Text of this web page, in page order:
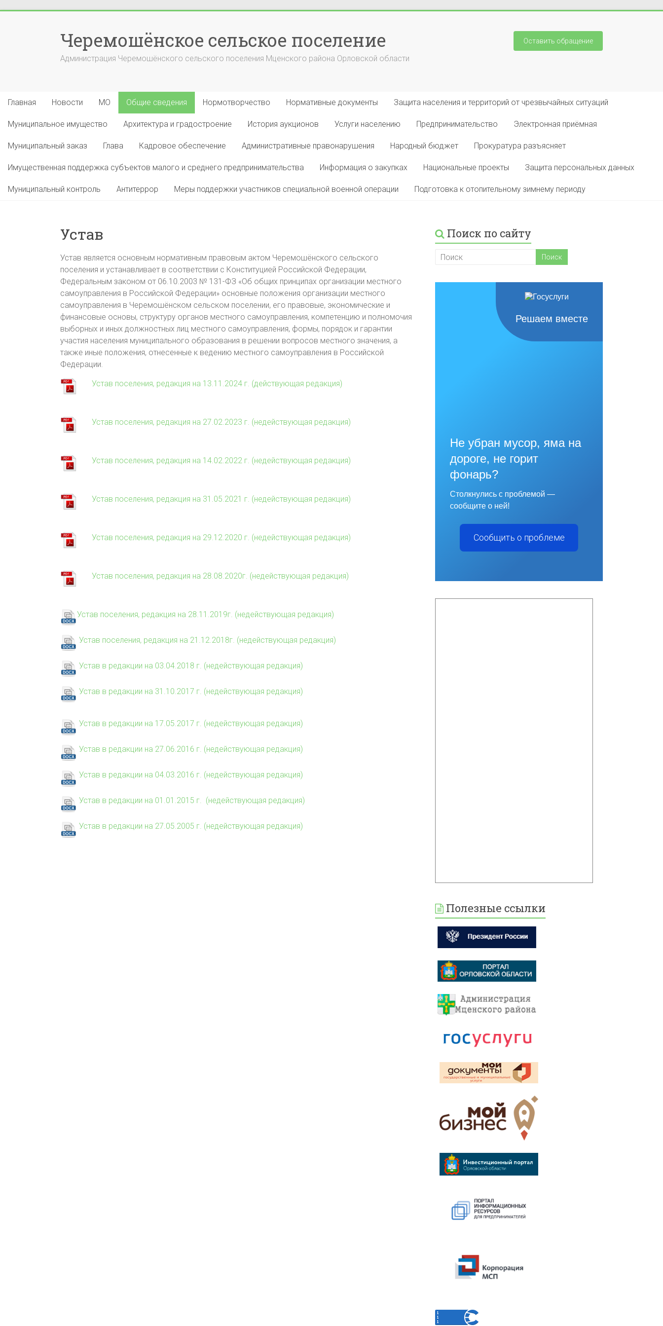
Черемошёнское сельское поселение
Администрация Черемошёнского сельского поселения Мценского района Орловской области
Оставить обращение
Главная Новости МО Общие сведения Нормотворчество Нормативные документы Защита населения и территорий от чрезвычайных ситуаций
Муниципальное имущество Архитектура и градостроение История аукционов Услуги населению Предпринимательство Электронная приёмная
Муниципальный заказ Глава Кадровое обеспечение Административные правонарушения Народный бюджет Прокуратура разъясняет
Имущественная поддержка субъектов малого и среднего предпринимательства Информация о закупках Национальные проекты Защита персональных данных
Муниципальный контроль Антитеррор Меры поддержки участников специальной военной операции Подготовка к отопительному зимнему периоду
Устав
Устав является основным нормативным правовым актом Черемошёнского сельского
поселения и устанавливает в соответствии с Конституцией Российской Федерации,
Федеральным законом от 06.10.2003 № 131-ФЗ «Об общих принципах организации местного
самоуправления в Российской Федерации» основные положения организации местного
самоуправления в Черемошёнском сельском поселении, его правовые, экономические и
финансовые основы, структуру органов местного самоуправления, компетенцию и полномочия
выборных и иных должностных лиц местного самоуправления, формы, порядок и гарантии
участия населения муниципального образования в решении вопросов местного значения, а
также иные положения, отнесенные к ведению местного самоуправления в Российской
Федерации.
Устав поселения, редакция на 13.11.2024 г. (действующая редакция)
Устав поселения, редакция на 27.02.2023 г. (недействующая редакция)
Устав поселения, редакция на 14.02.2022 г. (недействующая редакция)
Устав поселения, редакция на 31.05.2021 г. (недействующая редакция)
Устав поселения, редакция на 29.12.2020 г. (недействующая редакция)
Устав поселения, редакция на 28.08.2020г. (недействующая редакция)
Устав поселения, редакция на 28.11.2019г. (недействующая редакция)
Устав поселения, редакция на 21.12.2018г. (недействующая редакция)
Устав в редакции на 03.04.2018 г. (недействующая редакция)
Устав в редакции на 31.10.2017 г. (недействующая редакция)
Устав в редакции на 17.05.2017 г. (недействующая редакция)
Устав в редакции на 27.06.2016 г. (недействующая редакция)
Устав в редакции на 04.03.2016 г. (недействующая редакция)
Устав в редакции на 01.01.2015 г. (недействующая редакция)
Устав в редакции на 27.05.2005 г. (недействующая редакция)
Поиск по сайту
Решаем вместе
Не убран мусор, яма на
дороге, не горит
фонарь?
Столкнулись с проблемой —
сообщите о ней!
Сообщить о проблеме
Полезные ссылки